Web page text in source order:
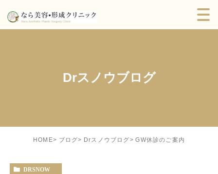
Drスノウブログ
HOME ブログ Drスノウブログ GW休診のご案内
DRSNOW